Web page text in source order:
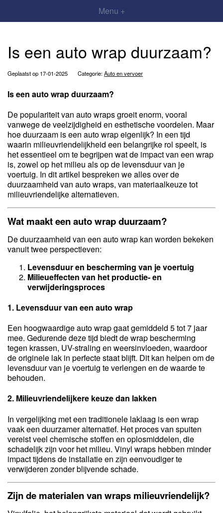
Menu +
Is een auto wrap duurzaam?
Geplaatst op 17-01-2025 Categorie:Auto en vervoer
Is een auto wrap duurzaam?
De populariteit van auto wraps groeit enorm, vooral
vanwege de veelzijdigheid en esthetische voordelen. Maar
hoe duurzaam is een auto wrap eigenlijk? In een tijd
waarin milieuvriendelijkheid een belangrijke rol speelt, is
het essentieel om te begrijpen wat de impact van een wrap
is, zowel op het milieu als op de levensduur van je
voertuig. In dit artikel bespreken we alles over de
duurzaamheid van auto wraps, van materiaalkeuze tot
milieuvriendelijke alternatieven.
Wat maakt een auto wrap duurzaam?
De duurzaamheid van een auto wrap kan worden bekeken
vanuit twee perspectieven:
Levensduur en bescherming van je voertuig
Milieueffecten van het productie- en
verwijderingsproces
1. Levensduur van een auto wrap
Een hoogwaardige auto wrap gaat gemiddeld 5 tot 7 jaar
mee. Gedurende deze tijd biedt de wrap bescherming
tegen krassen, UV-straling en weersinvloeden, waardoor
de originele lak in perfecte staat blijft. Dit kan helpen om de
levensduur van je voertuig te verlengen en de waarde te
behouden.
2. Milieuvriendelijkere keuze dan lakken
In vergelijking met een traditionele laklaag is een wrap
vaak een duurzamer alternatief. Het proces van spuiten
vereist veel chemische stoffen en oplosmiddelen, die
schadelijk zijn voor het milieu. Vinyl wraps hebben minder
impact tijdens de installatie en zijn eenvoudiger te
verwijderen zonder blijvende schade.
Zijn de materialen van wraps milieuvriendelijk?